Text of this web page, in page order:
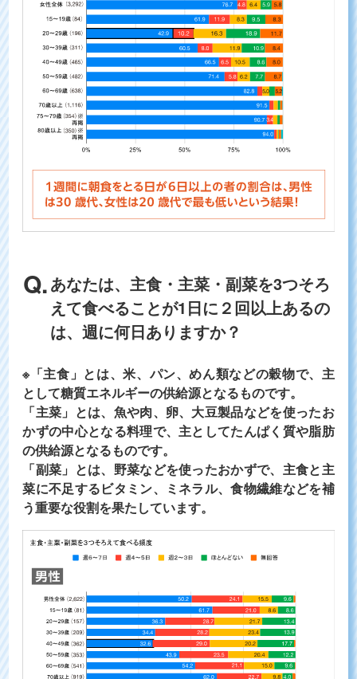
あなたは、主食・主菜・副菜を3つそろ
えて食べることが1日に２回以上あるの
は、週に何日ありますか？
※「主食」とは、米、パン、めん類などの穀物で、主
として糖質エネルギーの供給源となるものです。
「主菜」とは、魚や肉、卵、大豆製品などを使ったお
かずの中心となる料理で、主としてたんぱく質や脂肪
の供給源となるものです。
「副菜」とは、野菜などを使ったおかずで、主食と主
菜に不足するビタミン、ミネラル、食物繊維などを補
う重要な役割を果たしています。